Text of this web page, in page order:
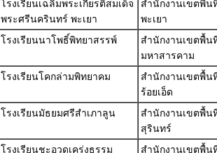
โรงเรียนเฉลิมพระเกียรติสมเด็จ
พระศรีนครินทร์ พะเยา
สำนักงานเขตพื้น
พะเยา
โรงเรียนนาโพธิ์พิทยาสรรพ์
สำนักงานเขตพื้น
มหาสารคาม
โรงเรียนโคกล่ามพิทยาคม
สำนักงานเขตพื้น
ร้อยเอ็ด
โรงเรียนมัธยมศรีสำเภาลูน
สำนักงานเขตพื้น
สุรินทร์
โรงเรียนชะอวดเคร่งธรรม
สำนักงานเขตพื้น